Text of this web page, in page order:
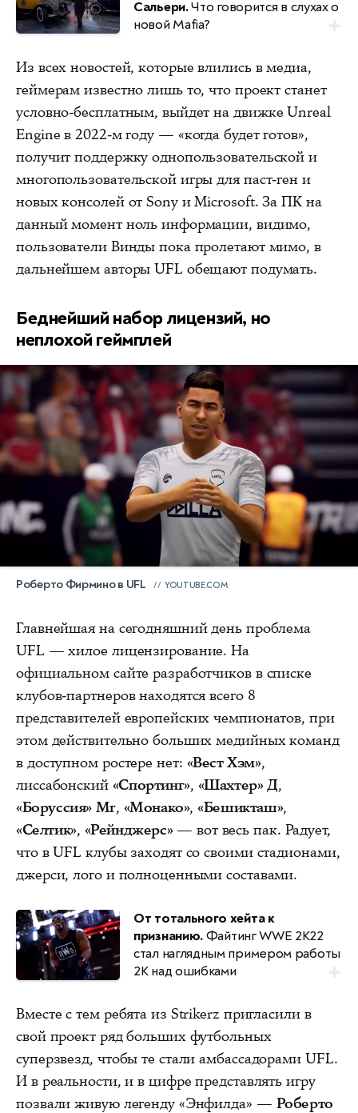
Сальери.Что говорится в слухах о
новой Mafia?
Из всех новостей, которые влились в медиа,
геймерам известно лишь то, что проект станет
условно-бесплатным, выйдетна движке Unreal
Engine в 2022-м году — «когда будет готов»,
получит поддержку однопользовательской и
многопользовательской игры для паст-ген и
новых консолей от Sony и Microsoft. За ПК на
данный момент ноль информации, видимо,
пользователи Винды пока пролетают мимо, в
дальнейшем авторы UFL обещают подумать.
Беднейший набор лицензий, но
неплохой геймплей
Роберто Фирмино в UFL YOUTUBE.COM
Главнейшая на сегодняшний день проблема
UFL — хилое лицензирование. На
официальном сайте разработчиков в списке
клубов-партнеров находятсявсего 8
представителей европейских чемпионатов, при
этом действительно больших медийных команд
в доступном ростере нет: «Вест Хэм»,
лиссабонский «Спортинг», «Шахтер» Д,
«Боруссия» Мг, «Монако»,«Бешикташ»,
«Селтик», «Рейнджерс»— вот весь пак. Радует,
что в UFL клубы заходят со своими стадионами,
джерси, лого и полноценными составами.
От тотального хейта к
признанию.Файтинг WWE 2K22
стал наглядным примером работы
2K над ошибками
Вместе с тем ребята из Strikerz пригласили в
свой проект ряд больших футбольных
суперзвезд, чтобы те стали амбассадорами UFL.
И в реальности, и в цифре представлять игру
позвали живую легенду «Энфилда» — Роберто